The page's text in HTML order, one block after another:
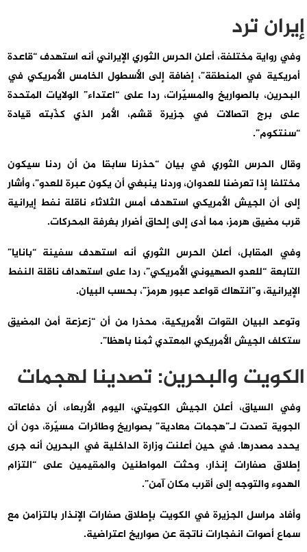
إيران ترد
وفي رواية مختلفة، أعلن الحرس الثوري الإيراني أنه استهدف “قاعدة
أمريكية في المنطقة”، إضافة إلى الأسطول الخامس الأمريكي في
البحرين، بالصواريخ والمسيّرات، ردا على “اعتداء” الولايات المتحدة
على برج اتصالات في جزيرة قشم، الأمر الذي كذّبته قيادة
“سنتكوم”.
وقال الحرس الثوري في بيان “حذرنا سابقا من أن ردنا سيكون
مختلفا إذا تعرضنا للعدوان، وردنا ينبغي أن يكون عبرة للعدو”، وأشار
إلى أن الجيش الأمريكي استهدف أمس الثلاثاء ناقلة نفط إيرانية
قرب مضيق هرمز، مما أدى إلى إلحاق أضرار بغرفة المحركات.
وفي المقابل، أعلن الحرس الثوري أنه استهدف سفينة “بانايا”
التابعة “للعدو الصهيوني الأمريكي”، ردا على استهداف ناقلة النفط
الإيرانية، و”انتهاك قواعد عبور هرمز”، بحسب البيان.
وتوعد البيان القوات الأمريكية، محذرا من أن “زعزعة أمن المضيق
ستكلف الجيش الأمريكي المعتدي ثمنا باهظا”.
الكويت والبحرين: تصدينا لهجمات
وفي السياق، أعلن الجيش الكويتي، اليوم الأربعاء، أن دفاعاته
الجوية تصدت لـ”هجمات معادية” بصواريخ وطائرات ‌مسيّرة، دون أن
يحدد مصدرها. في حين أعلنت وزارة الداخلية في البحرين أنه جرى
إطلاق ‌صفارات إنذار، وحثت المواطنين والمقيمين على “التزام
الهدوء والتوجه إلى أقرب مكان آمن”.
وأفاد مراسل الجزيرة في الكويت بإطلاق صفارات الإنذار بالتزامن مع
سماع أصوات انفجارات ناتجة عن صواريخ اعتراضية.